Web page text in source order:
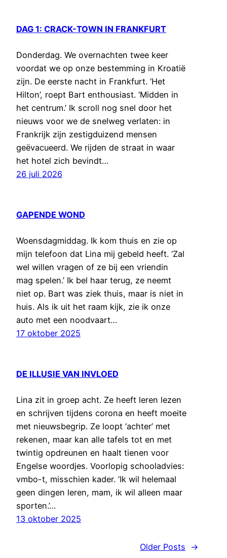
DAG 1: CRACK-TOWN IN FRANKFURT
Donderdag. We overnachten twee keer
voordat we op onze bestemming in Kroatië
zijn. De eerste nacht in Frankfurt. ‘Het
Hilton’, roept Bart enthousiast. ‘Midden in
het centrum.’ Ik scroll nog snel door het
nieuws voor we de snelweg verlaten: in
Frankrijk zijn zestigduizend mensen
geëvacueerd. We rijden de straat in waar
het hotel zich bevindt…
26 juli 2026
GAPENDE WOND
Woensdagmiddag. Ik kom thuis en zie op
mijn telefoon dat Lina mij gebeld heeft. ‘Zal
wel willen vragen of ze bij een vriendin
mag spelen.’ Ik bel haar terug, ze neemt
niet op. Bart was ziek thuis, maar is niet in
huis. Als ik uit het raam kijk, zie ik onze
auto met een noodvaart…
17 oktober 2025
DE ILLUSIE VAN INVLOED
Lina zit in groep acht. Ze heeft leren lezen
en schrijven tijdens corona en heeft moeite
met nieuwsbegrip. Ze loopt ‘achter’ met
rekenen, maar kan alle tafels tot en met
twintig opdreunen en haalt tienen voor
Engelse woordjes. Voorlopig schooladvies:
vmbo-t, misschien kader. ‘Ik wil helemaal
geen dingen leren, mam, ik wil alleen maar
sporten.’…
13 oktober 2025
Older Posts →